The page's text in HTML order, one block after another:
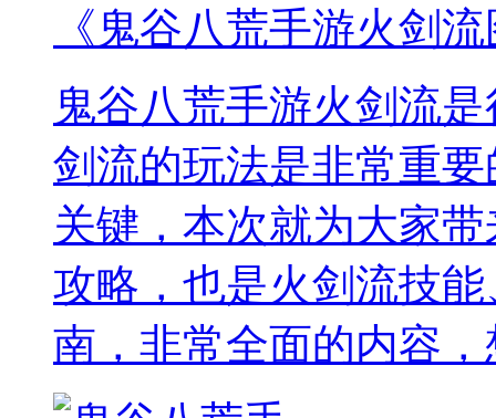
《鬼谷八荒手游火剑
鬼谷八荒手游火剑流
剑流的玩法是非常重
关键，本次就为大家
攻略，也是火剑流技
南，非常全面的内容